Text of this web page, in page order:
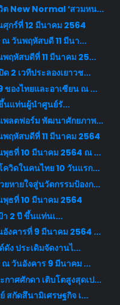
ต New Normal ‘สวมหน...
กร์ที่ 12 มีนาคม 2564
วันพฤหัสบดี 11 มีนา...
หัสบดีที่ 11 มีนาคม 25...
2 เวทีประลองเยาวช...
องไทยและอาเซียน ณ ...
นแท่นผู้นำศูนย์รั...
ลตฟอร์ม พัฒนาศักยภาพ...
หัสบดีที่ 11 มีนาคม 2564
ธที่ 10 มีนาคม 2564 ณ ...
วิดในคนไทย 10 วันแรก...
หายใจสู่นวัตกรรมป้องก...
ธที่ 10 มีนาคม 2564
า 2 ปี ขึ้นแท่นเ...
งคารที่ 9 มีนาคม 2564 ...
ง ประเดิมจัดงานไ...
วันอังคาร 9 มีนาคม ...
าศศักดา เติบโตสูงสุดเป...
กัดสึนามิเศรษฐกิจ เ...